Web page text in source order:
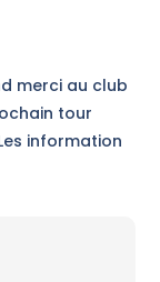
merci au club
tour
information